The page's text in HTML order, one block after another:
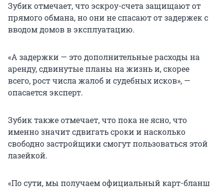
Зубик отмечает, что эскроу-счета защищают от
прямого обмана, но они не спасают от задержек с
вводом домов в эксплуатацию.
«А задержки — это дополнительные расходы на
аренду, сдвинутые планы на жизнь и, скорее
всего, рост числа жалоб и судебных исков», —
опасается эксперт.
Зубик также отмечает, что пока не ясно, что
именно значит сдвигать сроки и насколько
свободно застройщики смогут пользоваться этой
лазейкой.
«По сути, мы получаем официальный карт-бланш